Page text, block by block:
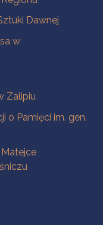
Dawnej
w
Zalipiu
o Pamięci im. gen.